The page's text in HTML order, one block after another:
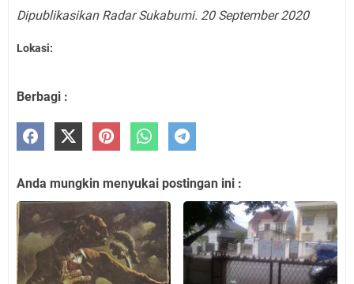
Dipublikasikan Radar Sukabumi. 20 September 2020
Lokasi:
Berbagi :
Anda mungkin menyukai postingan ini :